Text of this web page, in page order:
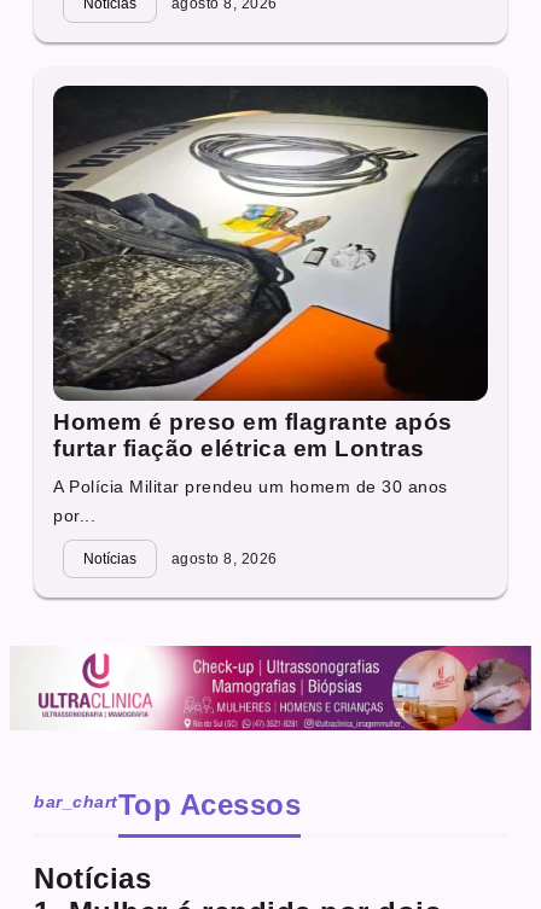
Notícias agosto 8, 2026
Homem é preso em flagrante após
furtar fiação elétrica em Lontras
A Polícia Militar prendeu um homem de 30 anos
por...
Notícias agosto 8, 2026
bar_chartTop Acessos
Notícias